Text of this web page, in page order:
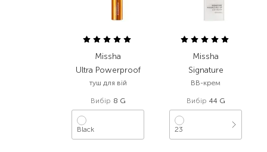
Missha
Ultra Powerproof
туш для вій
Вибір 8 G
Black
Missha
Signature
BB-крем
Вибір 44 G
23